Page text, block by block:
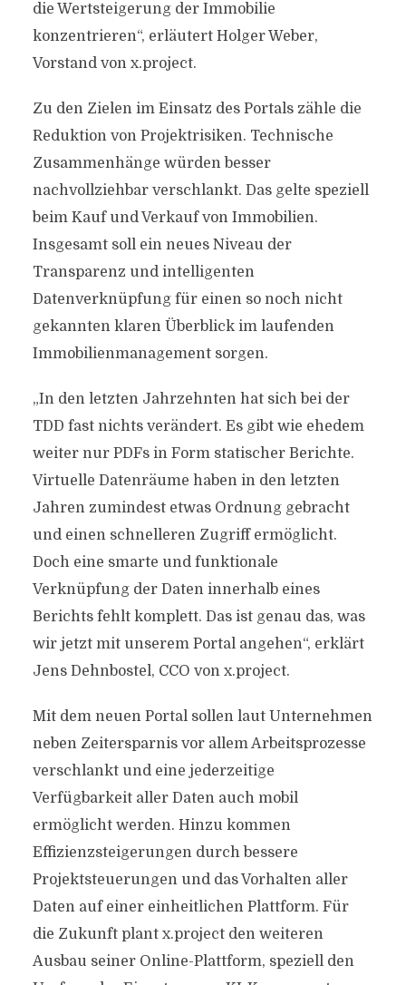
die Wertsteigerung der Immobilie
konzentrieren“, erläutert Holger Weber,
Vorstand von x.project.
Zu den Zielen im Einsatz des Portals zähle die
Reduktion von Projektrisiken. Technische
Zusammenhänge würden besser
nachvollziehbar verschlankt. Das gelte speziell
beim Kauf und Verkauf von Immobilien.
Insgesamt soll ein neues Niveau der
Transparenz und intelligenten
Datenverknüpfung für einen so noch nicht
gekannten klaren Überblick im laufenden
Immobilienmanagement sorgen.
„In den letzten Jahrzehnten hat sich bei der
TDD fast nichts verändert. Es gibt wie ehedem
weiter nur PDFs in Form statischer Berichte.
Virtuelle Datenräume haben in den letzten
Jahren zumindest etwas Ordnung gebracht
und einen schnelleren Zugriff ermöglicht.
Doch eine smarte und funktionale
Verknüpfung der Daten innerhalb eines
Berichts fehlt komplett. Das ist genau das, was
wir jetzt mit unserem Portal angehen“, erklärt
Jens Dehnbostel, CCO von x.project.
Mit dem neuen Portal sollen laut Unternehmen
neben Zeitersparnis vor allem Arbeitsprozesse
verschlankt und eine jederzeitige
Verfügbarkeit aller Daten auch mobil
ermöglicht werden. Hinzu kommen
Effizienzsteigerungen durch bessere
Projektsteuerungen und das Vorhalten aller
Daten auf einer einheitlichen Plattform. Für
die Zukunft plant x.project den weiteren
Ausbau seiner Online-Plattform, speziell den